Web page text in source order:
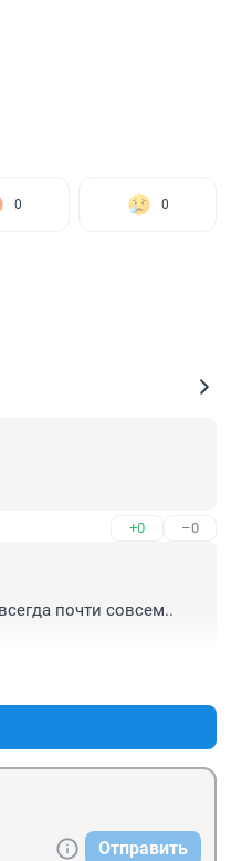
0 0
+0 –0
почти совсем..
Отправить